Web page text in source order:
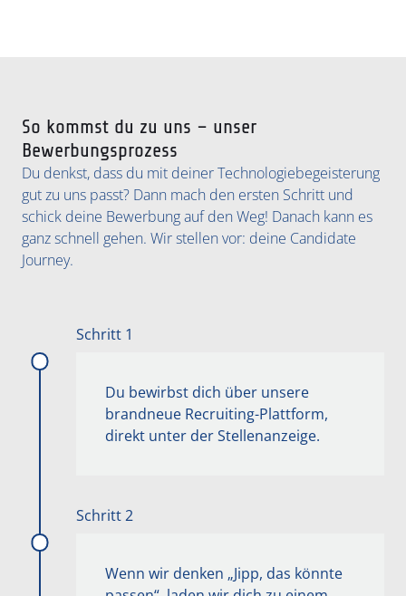
So kommst du zu uns – unser
Bewerbungsprozess
Du denkst, dass du mit deiner Technologiebegeisterung
gut zu uns passt? Dann mach den ersten Schritt und
schick deine Bewerbung auf den Weg! Danach kann es
ganz schnell gehen. Wir stellen vor: deine Candidate
Journey.
Schritt 1
Du bewirbst dich über unsere
brandneue Recruiting-Plattform,
direkt unter der Stellenanzeige.
Schritt 2
C
Wenn wir denken „Jipp, das könnte